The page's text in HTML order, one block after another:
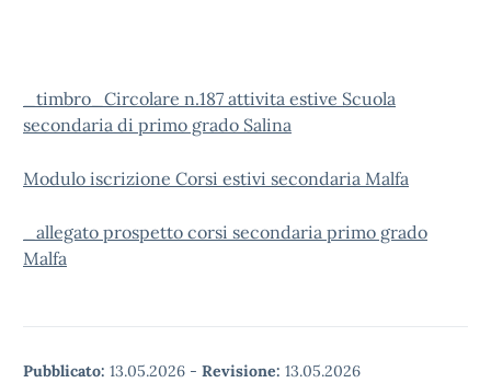
_timbro_Circolare n.187 attivita estive Scuola
secondaria di primo grado Salina
Modulo iscrizione Corsi estivi secondaria Malfa
_allegato prospetto corsi secondaria primo grado
Malfa
Pubblicato: 13.05.2026 - Revisione: 13.05.2026